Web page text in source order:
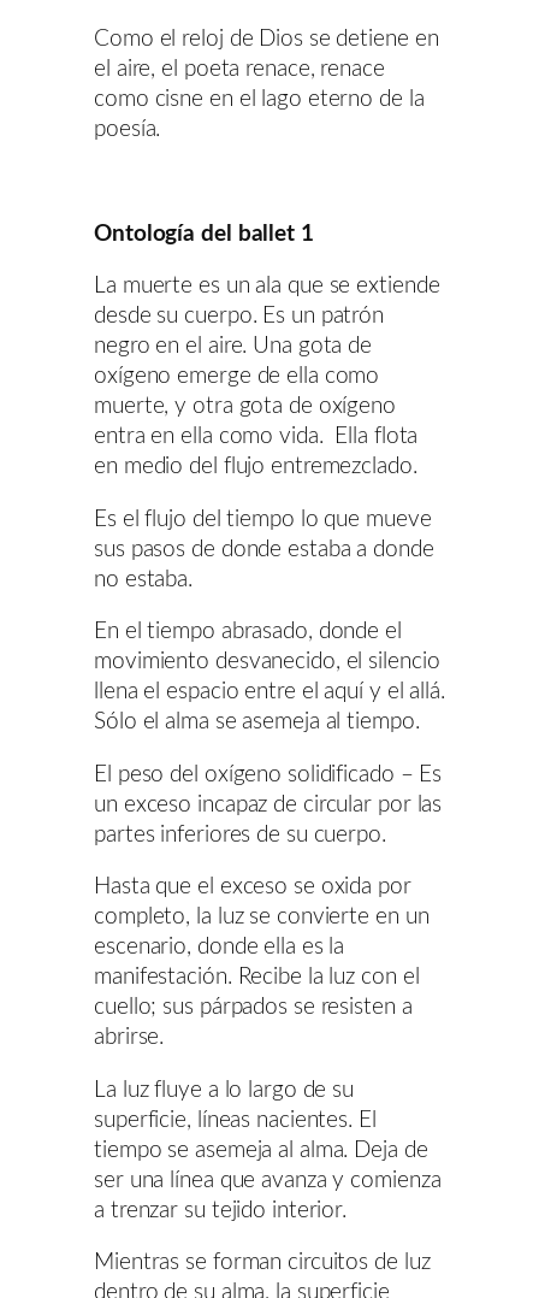
Como el reloj de Dios se detiene en
el aire, el poeta renace, renace
como cisne en el lago eterno de la
poesía.
Ontología del ballet 1
La muerte es un ala que se extiende
desde su cuerpo. Es un patrón
negro en el aire. Una gota de
oxígeno emerge de ella como
muerte, y otra gota de oxígeno
entra en ella como vida. Ella flota
en medio del flujo entremezclado.
Es el flujo del tiempo lo que mueve
sus pasos de donde estaba a donde
no estaba.
En el tiempo abrasado, donde el
movimiento desvanecido, el silencio
llena el espacio entre el aquí y el allá.
Sólo el alma se asemeja al tiempo.
El peso del oxígeno solidificado – Es
un exceso incapaz de circular por las
partes inferiores de su cuerpo.
Hasta que el exceso se oxida por
completo, la luz se convierte en un
escenario, donde ella es la
manifestación. Recibe la luz con el
cuello; sus párpados se resisten a
abrirse.
La luz fluye a lo largo de su
superficie, líneas nacientes. El
tiempo se asemeja al alma. Deja de
ser una línea que avanza y comienza
a trenzar su tejido interior.
Mientras se forman circuitos de luz
dentro de su alma, la superficie